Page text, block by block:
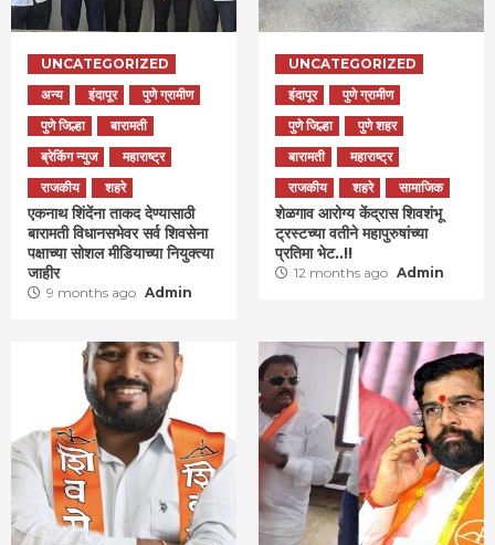
UNCATEGORIZED
अन्य
इंदापूर
पुणे ग्रामीण
पुणे जिल्हा
बारामती
ब्रेकिंग न्युज
महाराष्ट्र
राजकीय
शहरे
एकनाथ शिंदेंना ताकद देण्यासाठी
बारामती विधानसभेवर सर्व शिवसेना
पक्षाच्या सोशल मीडियाच्या नियुक्त्या
जाहीर
9 months ago Admin
UNCATEGORIZED
इंदापूर
पुणे ग्रामीण
पुणे जिल्हा
पुणे शहर
बारामती
महाराष्ट्र
राजकीय
शहरे सामाजिक
शेळगाव आरोग्य केंद्रास शिवशंभू
ट्रस्टच्या वतीने महापुरुषांच्या
प्रतिमा भेट..!!
12 months ago Admin